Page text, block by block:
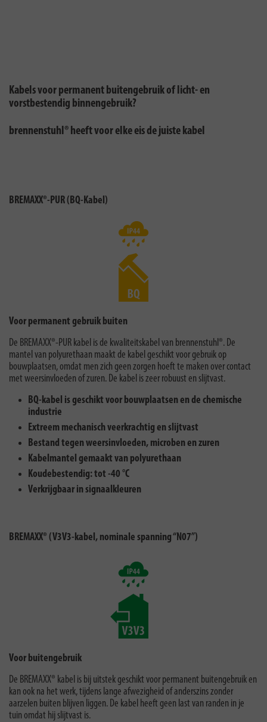
Kabels voor permanent buitengebruik of licht- en
vorstbestendig binnengebruik?
brennenstuhl® heeft voor elke eis de juiste kabel
BREMAXX®-PUR (BQ-Kabel)
Voor permanent gebruik buiten
De BREMAXX®-PUR kabel is de kwaliteitskabel van brennenstuhl®. De
mantel van polyurethaan maakt de kabel geschikt voor gebruik op
bouwplaatsen, omdat men zich geen zorgen hoeft te maken over contact
met weersinvloeden of zuren. De kabel is zeer robuust en slijtvast.
BQ-kabel is geschikt voor bouwplaatsen en de chemische
industrie
Extreem mechanisch veerkrachtig en slijtvast
Bestand tegen weersinvloeden, microben en zuren
Kabelmantel gemaakt van polyurethaan
Koudebestendig: tot -40 °C
Verkrijgbaar in signaalkleuren
BREMAXX® (V3V3-kabel, nominale spanning “N07”)
Voor buitengebruik
De BREMAXX® kabel is bij uitstek geschikt voor permanent buitengebruik en
kan ook na het werk, tijdens lange afwezigheid of anderszins zonder
aarzelen buiten blijven liggen. De kabel heeft geen last van randen in je
tuin omdat hij slijtvast is.